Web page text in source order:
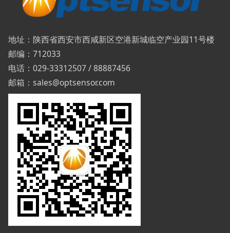
地址：陕西省西安市西咸新区空港新城临空产业园11号楼
邮编：712033
电话：029-33312507 / 88887456
邮箱：sales@optsensor.com